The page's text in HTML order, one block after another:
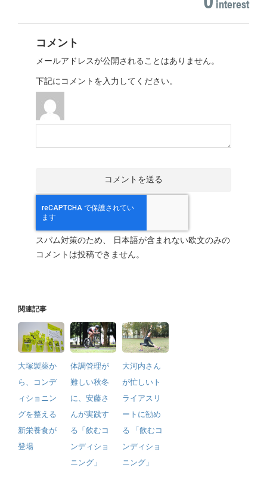
コメント
メールアドレスが公開されることはありません。
下記にコメントを入力してください。
スパム対策のため、 日本語が含まれない欧文のみの
コメントは投稿できません。
関連記事
大塚製薬か
ら、コンデ
ィショニン
グを整える
新栄養食が
登場
体調管理が
難しい秋冬
に、安藤さ
んが実践す
る「飲むコ
ンディショ
ニング」
大河内さん
が忙しいト
ライアスリ
ートに勧め
る 「飲むコ
ンディショ
ニング」